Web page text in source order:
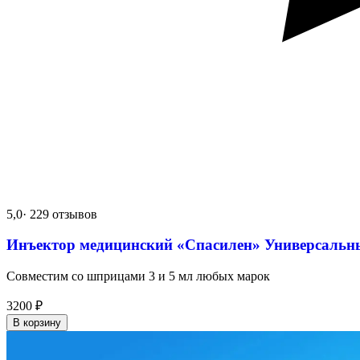
5,0· 229 отзывов
Инъектор медицинский «Спасилен»
Совместим со шприцами 3 и 5 мл любых марок
3200 ₽
В корзину